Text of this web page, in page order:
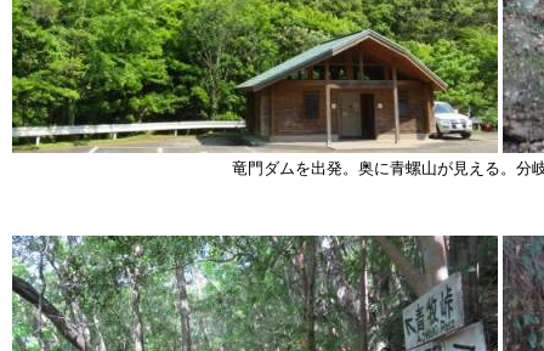
竜門ダムを出発。奥に青螺山が見える。分